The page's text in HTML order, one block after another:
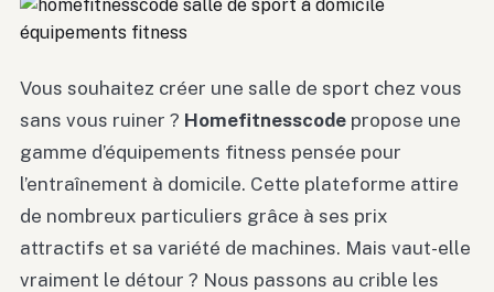
Vous souhaitez créer une salle de sport chez vous
sans vous ruiner ? Homefitnesscode propose une
gamme d’équipements fitness pensée pour
l’entraînement à domicile. Cette plateforme attire
de nombreux particuliers grâce à ses prix
attractifs et sa variété de machines. Mais vaut-elle
vraiment le détour ? Nous passons au crible les